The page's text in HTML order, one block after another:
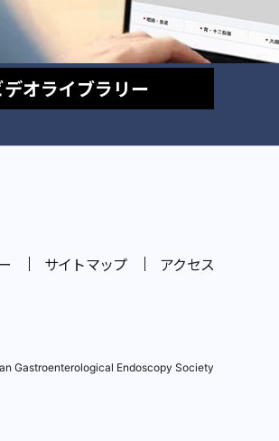
デオライブラリー
サイトマップ アクセス
Gastroenterological Endoscopy Society